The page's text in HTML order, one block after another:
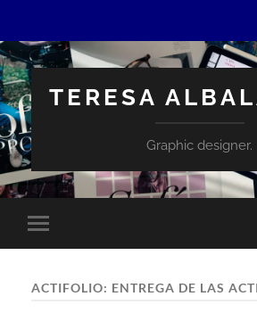
TERESA
Graphic designer.
Alternar
el
móvil
ACTIFOLIO: ENTREGA DE LAS